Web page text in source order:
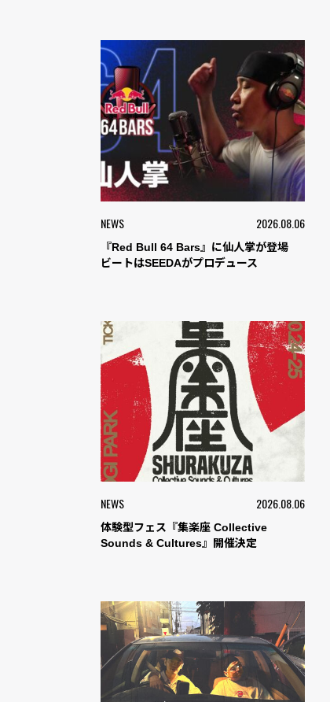
NEWS 2026.08.06
『Red Bull 64 Bars』に仙人掌が登場
ビートはSEEDAがプロデュース
NEWS 2026.08.06
体験型フェス『集楽座 Collective
Sounds & Cultures』開催決定